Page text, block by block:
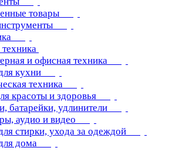
товары
и офисная техника
кухни
техника
красоты и здоровья
батарейки, удлинители
аудио и видео
стирки, ухода за одеждой
дома